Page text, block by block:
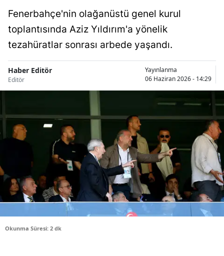
Bingöl
Bolu
Burdur
Bursa
Çanakkale
Çankırı
Çorum
Fenerbahçe'nin olağanüstü genel kurul
toplantısında Aziz Yıldırım'a yönelik
tezahüratlar sonrası arbede yaşandı.
Haber Editör
Editör
Yayınlanma
06 Haziran 2026 - 14:29
Okunma Süresi: 2 dk